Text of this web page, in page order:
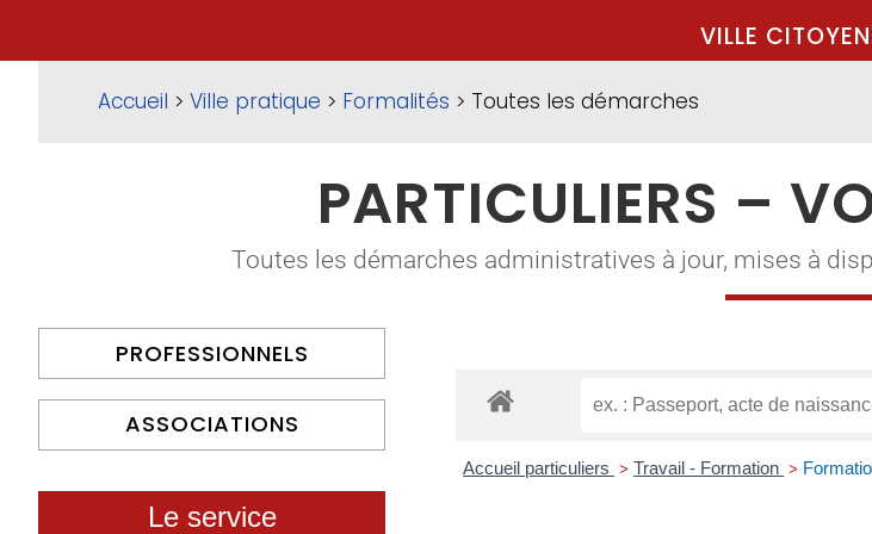
VILLE
Accueil > Ville pratique > Formalités > Toutes les démarches
PARTICULIERS –
Toutes les démarches administratives à jour, mises à
PROFESSIONNELS
ASSOCIATIONS
Le service
Accueil particuliers > Travail - Formation >